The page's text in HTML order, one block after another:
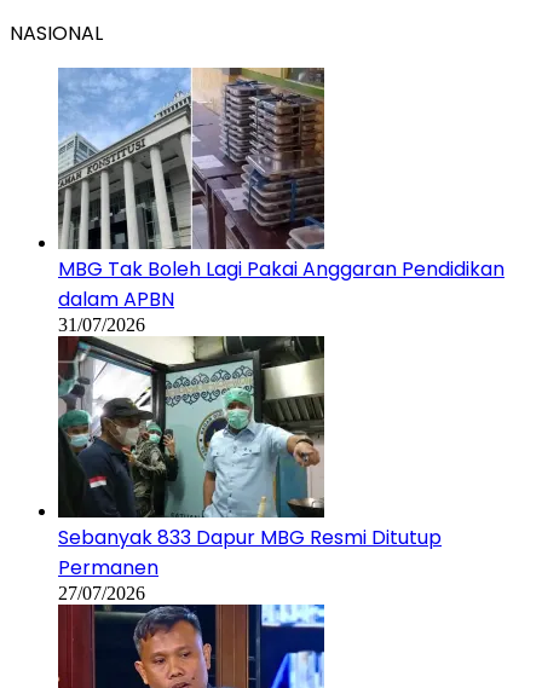
NASIONAL
MBG Tak Boleh Lagi Pakai Anggaran Pendidikan
dalam APBN
31/07/2026
Sebanyak 833 Dapur MBG Resmi Ditutup
Permanen
27/07/2026